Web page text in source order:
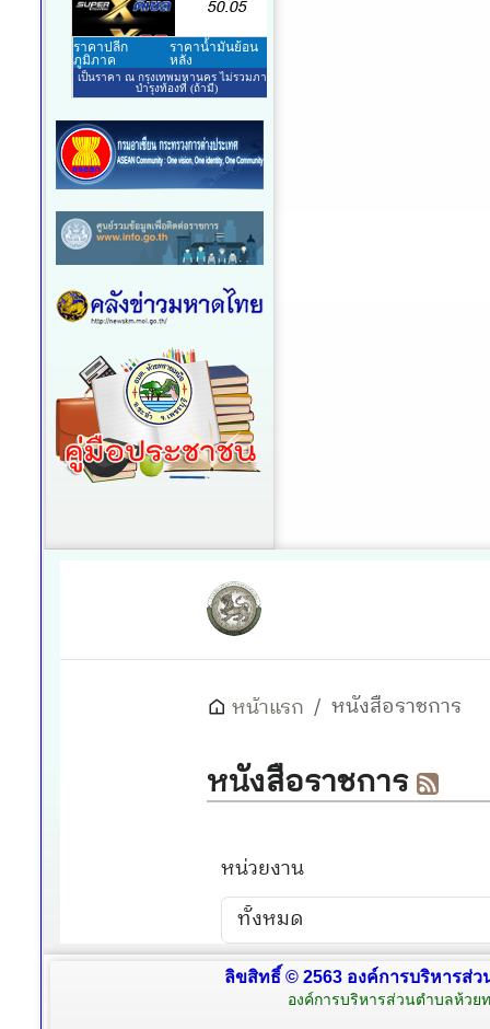
ลิขสิทธิ์ © 2563 องค์การบริหารส่
องค์การบริหารส่วนตำบลห้วย